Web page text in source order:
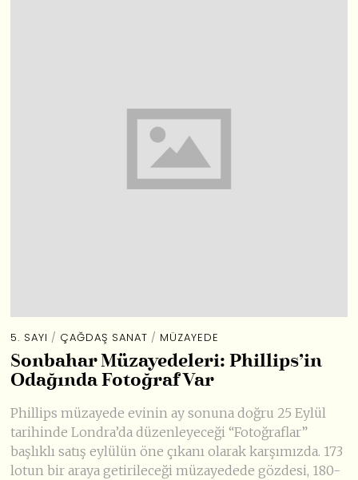
5. SAYI / ÇAĞDAŞ SANAT / MÜZAYEDE
Sonbahar Müzayedeleri: Phillips’in
Odağında Fotoğraf Var
Phillips müzayede evinin ay sonuna doğru 25 Eylül
tarihinde Londra’da düzenleyeceği “Fotoğraflar”
başlıklı satış eylülün öne çıkanı olarak karşımızda. 173
lotun bir araya getirileceği müzayedede gözdesi, 180-